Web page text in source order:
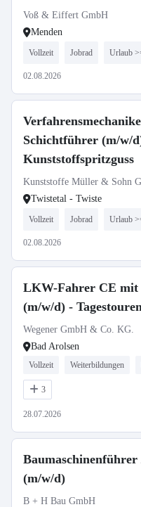
Voß & Eiffert GmbH
Menden
Vollzeit Jobrad Urlaub
02.08.2026
Schichtführer (m/w/
Kunststoffspritzguss
Kunststoffe Müller & Sohn
Twistetal - Twiste
Vollzeit Jobrad Urlaub
02.08.2026
LKW-Fahrer CE
(m/w/d) -
Wegener GmbH & Co. KG.
Bad Arolsen
Vollzeit Weiterbildungen
3
28.07.2026
(m/w/d)
B + H Bau GmbH